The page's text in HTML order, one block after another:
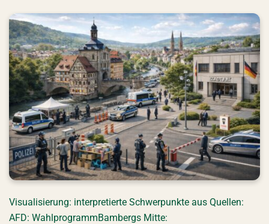
Visualisierung: interpretierte Schwerpunkte aus Quellen:
AFD: WahlprogrammBambergs Mitte: